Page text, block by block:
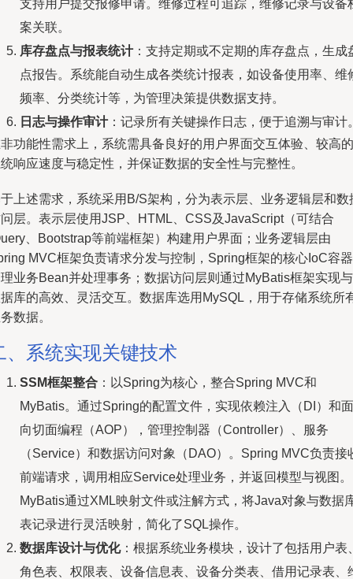
支持用户提交报修申请。维修过程可追踪，维修记录与设备
案关联。
库存盘点与报表统计：支持定期或不定期的库存盘点，生成
点报告。系统能自动生成各类统计报表，如设备使用率、维
频率、分类统计等，为管理决策提供数据支持。
日志与操作审计：记录所有关键操作日志，便于追溯与审计
功能性需求上，系统需具备良好的用户界面交互体验、较高的
响应速度与稳定性，并保证数据的安全性与完整性。
上述需求，系统采用B/S架构，分为表示层、业务逻辑层和数
层。表示层使用JSP、HTML、CSS及JavaScript（可结合
、Bootstrap等前端框架）构建用户界面；业务逻辑层由
MVC框架负责请求分发与控制，Spring框架的核心IoC容器
业务Bean并处理事务；数据访问层则通过MyBatis框架实现与
库的高效、灵活交互。数据库选用MySQL，用于存储系统所
数据。
、系统实现关键技术
SSM框架整合 ：以Spring为核心，整合Spring MVC和
MyBatis。通过Spring的配置文件，实现依赖注入（DI）和面
向切面编程（AOP），管理控制器（Controller）、服务
（Service）和数据访问对象（DAO）。Spring MVC负责接
前端请求，调用相应Service处理业务，并返回模型与视图。
MyBatis通过XML映射文件或注解方式，将Java对象与数据
表记录进行灵活映射，简化了SQL操作。
数据库设计与优化：根据系统业务模块，设计了包括用户表
角色表、权限表、设备信息表、设备分类表、借用记录表、